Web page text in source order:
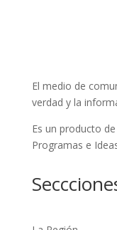
El medio de
verdad y la
Es un producto
Programas e